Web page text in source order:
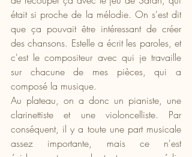
était si proche de la mélodie. On s'est dit
que ça pouvait être intéressant de créer
des chansons. Estelle a écrit les paroles, et
c'est le compositeur avec qui je travaille
sur chacune de mes pièces, qui a
composé la musique.
Au plateau, on a donc un pianiste, une
clarinettiste et une violoncelliste. Par
conséquent, il y a toute une part musicale
assez importante, mais ce n'est